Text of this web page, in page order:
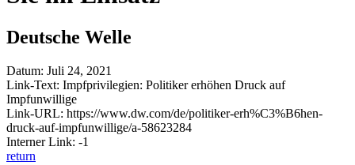
Deutsche Welle
Datum: Juli 24, 2021
Link-Text: Impfprivilegien: Politiker erhöhen Druck auf
Impfunwillige
Link-URL: https://www.dw.com/de/politiker-erh%C3%B6hen-
druck-auf-impfunwillige/a-58623284
Interner Link: -1
return